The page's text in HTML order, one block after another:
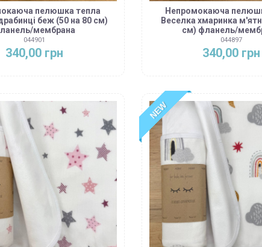
пелюшка тепла
беж (50 на 80 см)
мембрана
044901
340,00 грн
Непромокаюча
Веселка хмаринка
см) фланель/
044897
340,00 грн
NEW